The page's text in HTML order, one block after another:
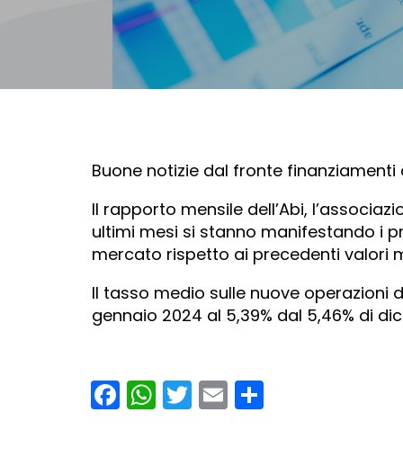
Buone notizie dal fronte finanziamenti
Il rapporto mensile dell’Abi,
ultimi mesi si stanno manifestando i
mercato rispetto ai precedenti valori
Il tasso medio sulle nuove operazioni
gennaio 2024 al 5,39% dal 5,46% di
Facebook
WhatsApp
Twitter
Email